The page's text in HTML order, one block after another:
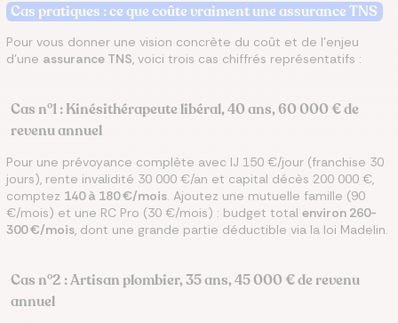
Cas pratiques : ce que coûte vraiment une assurance TNS
Pour vous donner une vision concrète du coût et de l’enjeu
d’une assurance TNS, voici trois cas chiffrés représentatifs :
Cas n°1 : Kinésithérapeute libéral, 40 ans, 60 000 € de
revenu annuel
Pour une prévoyance complète avec IJ 150 €/jour (franchise 30
jours), rente invalidité 30 000 €/an et capital décès 200 000 €,
comptez 140 à 180 €/mois. Ajoutez une mutuelle famille (90
€/mois) et une RC Pro (30 €/mois) : budget total environ 260-
300 €/mois, dont une grande partie déductible via la loi Madelin.
Cas n°2 : Artisan plombier, 35 ans, 45 000 € de revenu
annuel